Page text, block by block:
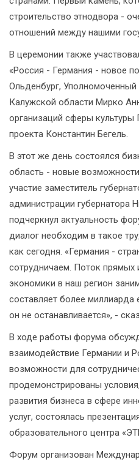
строительство этнодвора -
отношений между нашими
В церемонии также
«Россия - Германия - новое
Ольденбург,
Калужской области Мирко
организаций сферы культуры
проекта Константин Бегель.
В этот же день состоялся
область - новые
участие заместитель
администрации
подчеркнул актуальность
диалог необходим в такое
как сегодня. «Германия -
сотрудничаем. Поток прямых
экономики в наш регион
составляет более
он не останавливается», -
В ходе работы форума
взаимодействие Германии и
возможности для
продемонстрированы
развития бизнеса в сфере
услуг, состоялась
образовательного центра
Форум организован